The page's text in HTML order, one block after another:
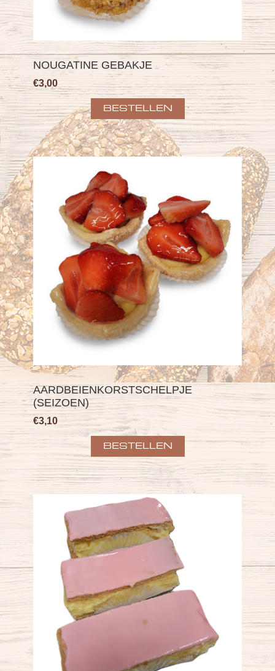
NOUGATINE GEBAKJE
€3,00
AARDBEIENKORSTSCHELPJE
(SEIZOEN)
€3,10